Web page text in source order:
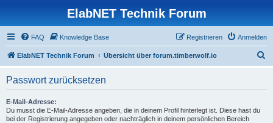
ElabNET Technik Forum
FAQ Knowledge Base Anmelden
Registrieren
ElabNET Technik Forum Übersicht über forum.timberwolf.io
Passwort zurücksetzen
E-Mail-Adresse:
Du musst die E-Mail-Adresse angeben, die in deinem Profil hinterlegt ist. Diese hast du
bei der Registrierung angegeben oder nachträglich in deinem persönlichen Bereich